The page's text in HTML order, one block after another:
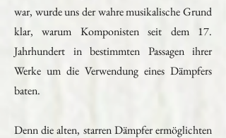
war, wurde uns der wahre musikalische Grund
klar, warum Komponisten seit dem 17.
Jahrhundert in bestimmten Passagen ihrer
Werke um die Verwendung eines Dämpfers
baten.
Denn die alten, starren Dämpfer ermöglichten